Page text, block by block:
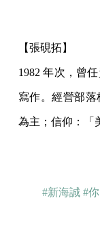
【張硯拓】
1982 年次，曾
寫作。經營部落
為主；信仰：「
#新海誠 #